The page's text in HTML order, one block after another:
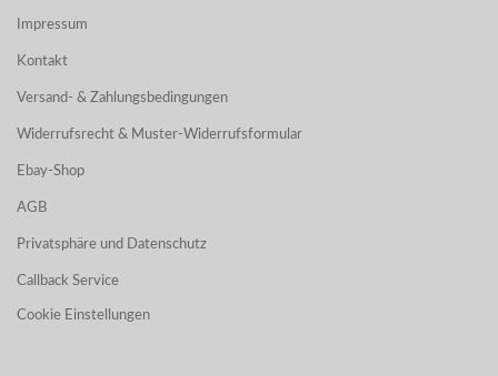
Impressum
Kontakt
Versand- & Zahlungsbedingungen
Widerrufsrecht & Muster-Widerrufsformular
Ebay-Shop
AGB
Privatsphäre und Datenschutz
Callback Service
Cookie Einstellungen